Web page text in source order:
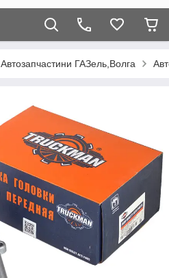
Автозапчастини ГАЗель,Волга